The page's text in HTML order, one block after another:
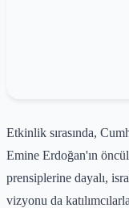
Etkinlik sırasında,
Emine Erdoğan'ın
prensiplerine dayalı,
vizyonu da